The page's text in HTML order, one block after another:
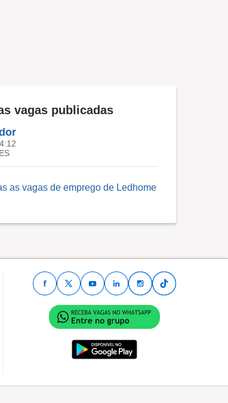
vagas publicadas
as vagas de emprego de Ledhome